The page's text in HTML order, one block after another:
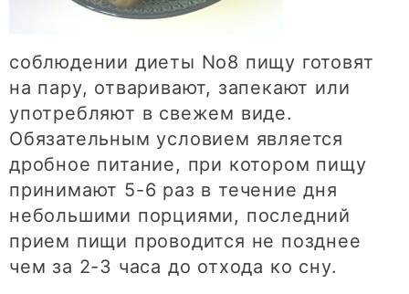
соблюдении диеты No8 пищу готовят
на пару, отваривают, запекают или
употребляют в свежем виде.
Обязательным условием является
дробное питание, при котором пищу
принимают 5-6 раз в течение дня
небольшими порциями, последний
прием пищи проводится не позднее
чем за 2-3 часа до отхода ко сну.